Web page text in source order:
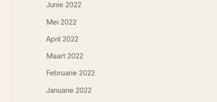
Junie 2022
Mei 2022
April 2022
Maart 2022
Februarie 2022
Januarie 2022